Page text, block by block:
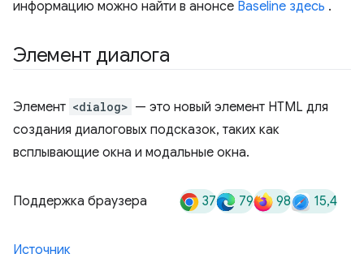
информацию можно найти в анонсе Baseline здесь .
Элемент диалога
Элемент <dialog> — это новый элемент HTML для
создания диалоговых подсказок, таких как
всплывающие окна и модальные окна.
Поддержка браузера 37 79 98 15,4
Источник